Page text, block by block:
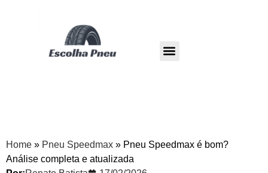
Home » Pneu Speedmax » Pneu Speedmax é bom?
Análise completa e atualizada